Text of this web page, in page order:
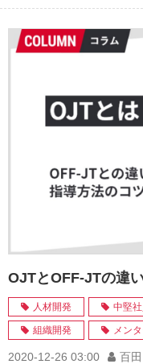
OJTとOFF-JTの違
人材開発 中堅
組織開発 メン
2020-12-26 03:00 百